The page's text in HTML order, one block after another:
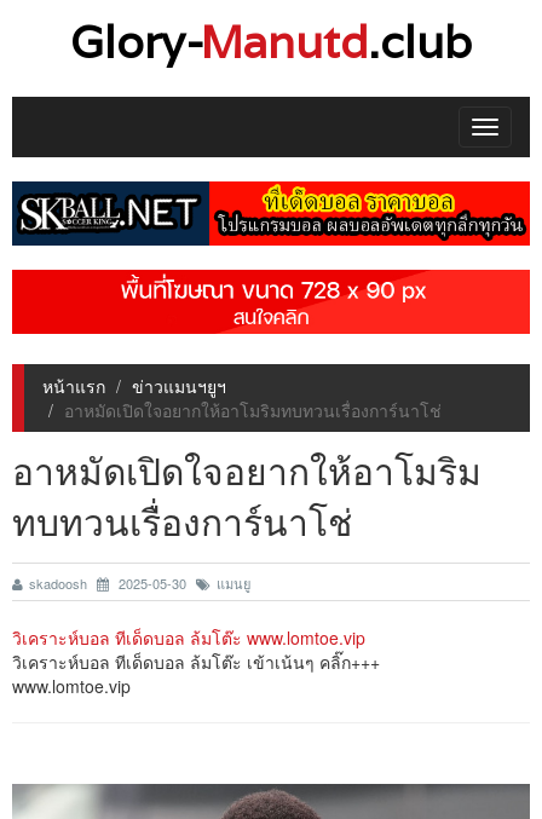
Glory-Manutd.club
Toggle
หน้าแรก
ข่าวแมนฯยูฯ
อาหมัดเปิดใจอยากให้อาโมริมทบทวนเรื่องการ์นาโช่
อาหมัดเปิดใจอยากให้อาโมริม
ทบทวนเรื่องการ์นาโช่
skadoosh 2025-05-30 แมนยู
วิเคราะห์บอล ทีเด็ดบอล ล้มโต๊ะ www.lomtoe.vip
วิเคราะห์บอล ทีเด็ดบอล ล้มโต๊ะ เข้าเน้นๆ คลิ๊ก+++
www.lomtoe.vip